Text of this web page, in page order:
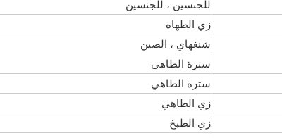
للجنسين ، للجنسين
زي الطهاة
شنغهاي ، الصين
سترة الطاهي
سترة الطاهي
زي الطاهي
زي الطبخ